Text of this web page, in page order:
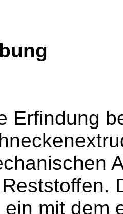
Erfindung
ein mit dem